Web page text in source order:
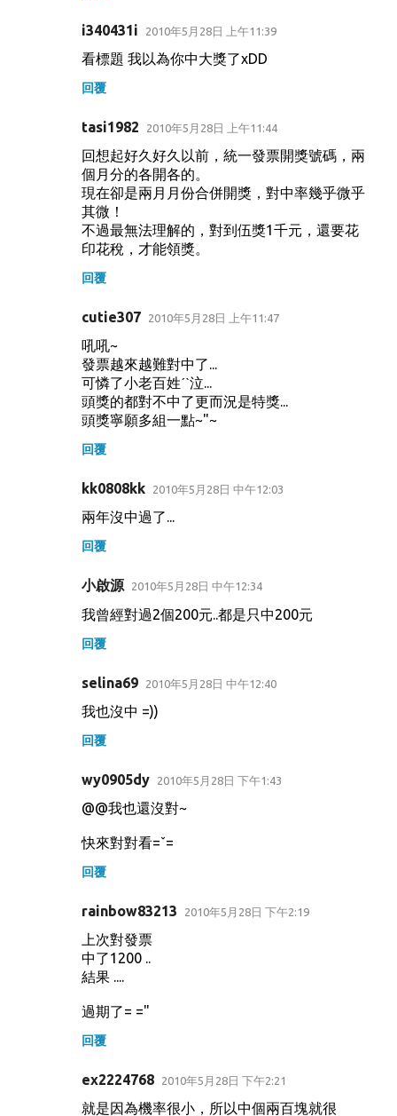
i340431i 2010年5月28日 上午11:39
看標題 我以為你中大獎了xDD
回覆
tasi1982 2010年5月28日 上午11:44
回想起好久好久以前，統一發票開獎號碼，兩
個月分的各開各的。
現在卻是兩月月份合併開獎，對中率幾乎微乎
其微！
不過最無法理解的，對到伍獎1千元，還要花
印花稅，才能領獎。
回覆
cutie307 2010年5月28日 上午11:47
吼吼~
發票越來越難對中了...
可憐了小老百姓ˊˋ泣...
頭獎的都對不中了更而況是特獎...
頭獎寧願多組一點~"~
回覆
kk0808kk 2010年5月28日 中午12:03
兩年沒中過了...
回覆
小啟源 2010年5月28日 中午12:34
我曾經對過2個200元..都是只中200元
回覆
selina69 2010年5月28日 中午12:40
我也沒中 =))
回覆
wy0905dy 2010年5月28日 下午1:43
@@我也還沒對~
快來對對看=ˇ=
回覆
rainbow83213 2010年5月28日 下午2:19
上次對發票
中了1200 ..
結果 ....
過期了= ="
回覆
ex2224768 2010年5月28日 下午2:21
就是因為機率很小，所以中個兩百塊就很